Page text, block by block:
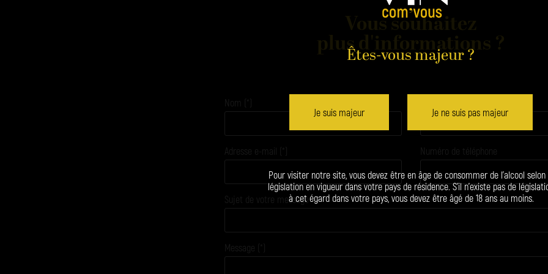
Êtes-vous majeur ?
Je suis majeur Je ne suis pas majeur
Pour visiter notre site, vous devez être en âge de consommer de l’alcool selon
législation en vigueur dans votre pays de résidence. S’il n’existe pas de
à cet égard dans votre pays, vous devez être âgé de 18 ans au moins.
Vous souhaitez
plus d'informations ?
Nom (*)
Adresse e-mail (*) Numéro de téléphone
Sujet de votre message
Message (*)